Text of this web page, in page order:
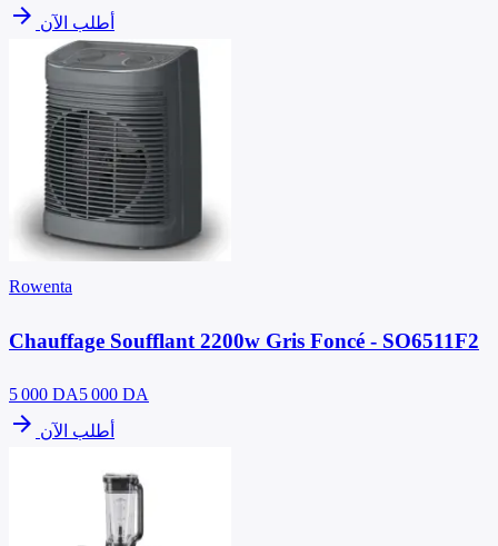
arrow_forward أطلب الآن
Rowenta
Chauffage Soufflant 2200w Gris Foncé - SO6511F2
5 000 DA5 000 DA
arrow_forward أطلب الآن